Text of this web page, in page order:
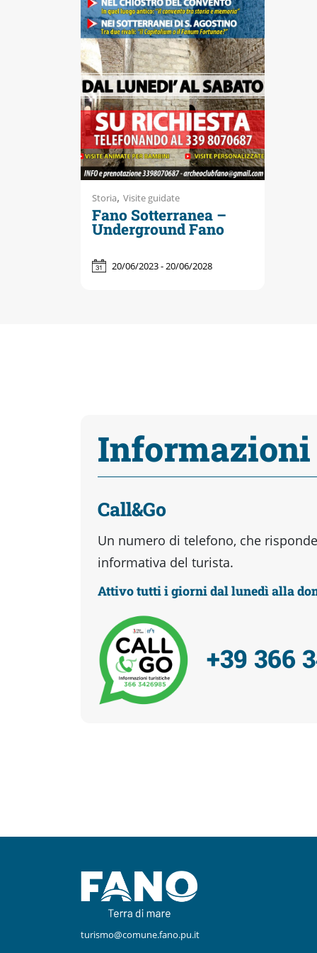
Accessibili
Instagram
Storia, Visite guidate
Fano Sotterranea –
Underground Fano
20/06/2023 - 20/06/2028
Informazioni
Call&Go
Un numero di telefono, che
informativa del turista.
Attivo tutti i giorni dal lunedì alla
+39 366
turismo@comune.fano.pu.it